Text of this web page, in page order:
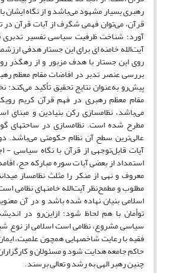
رهبری بسیار مشهود می‌باشد و از نگاه ایشان
قرآن، می‌توان فهمی شگرف از آیات قرآن
آورد؛ شناخت ظرفیت سیاسی تفسیر
آیت‌الله خامنه ای برای این جستار هدفی
روی این جستار با هدف مزبور و از رهگذر
بررسی عنصر تدبر در افاضات مقام معظم
پیش‌رو به‌عنوان نتایج تحقیق تأکید می‌کند:
مقام معظم رهبری در فهم قرآن کریم
می‌باشد، نظام­سازی رکن بنیادین و مبنای
مطرح شده است. نظام­سازی در ساحت­های
عالی‌ترین سطح آن نظام حکومتی می‌باشد.
آیات قابل‌توجهی از قرآن با نگاه سیاسی -
استمداد از بعضی آیات سوره مبارکه حج، اقامه
معروف و نهی از منکر را مثلث نظام­ساز
مطلوب و مطمح‌نظر آیت‌الله خامنه­ای نظامی
اسلامی بنیان نهاده شده باشد و در آن
توأمان با هم لحاظ شود؛ از‌این‌رو در
سیاسی مشروع، نظامی است اسلامی از نوع
فقیه با رعایت شاخص­هایی همچون علمیت،
حاکم جامعه هدایت شود و مسئولان و
چنین رهبر الهی به رشد و تعالی برسند.